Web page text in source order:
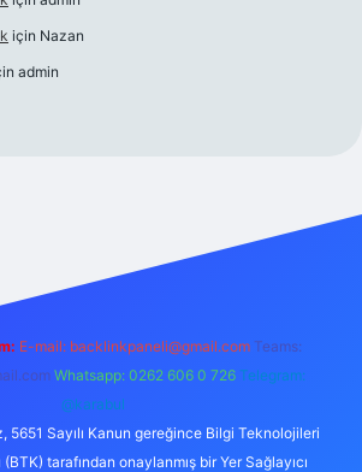
için Nazan
admin
E-mail: backlinkpaneli@gmail.com Teams:
Whatsapp: 0262 606 0 726 Telegram:
@karabul
5651 Sayılı Kanun gereğince Bilgi Teknolojileri
tarafından onaylanmış bir Yer Sağlayıcı